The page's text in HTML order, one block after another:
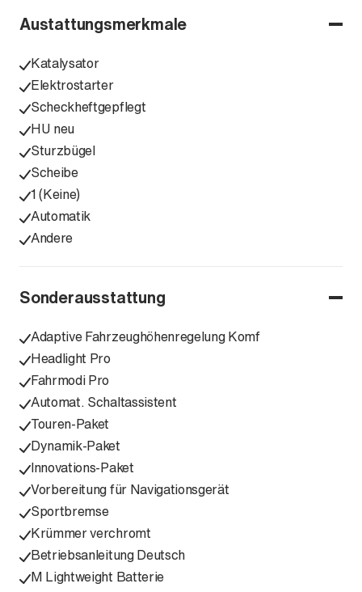
Austattungsmerkmale
Katalysator
Elektrostarter
Scheckheftgepflegt
HU neu
Sturzbügel
Scheibe
1 (Keine)
Automatik
Andere
Sonderausstattung
Adaptive Fahrzeughöhenregelung Komf
Headlight Pro
Fahrmodi Pro
Automat. Schaltassistent
Touren-Paket
Dynamik-Paket
Innovations-Paket
Vorbereitung für Navigationsgerät
Sportbremse
Krümmer verchromt
Betriebsanleitung Deutsch
M Lightweight Batterie